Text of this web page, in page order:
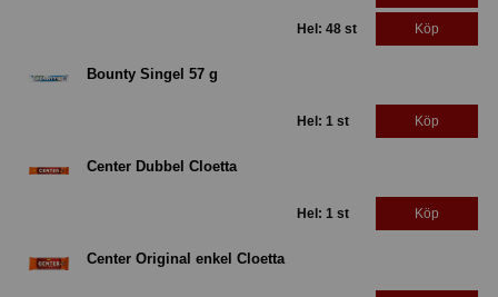
Hel: 48 st Köp
Bounty Singel 57 g
Hel: 1 st Köp
Center Dubbel Cloetta
Hel: 1 st Köp
Center Original enkel Cloetta